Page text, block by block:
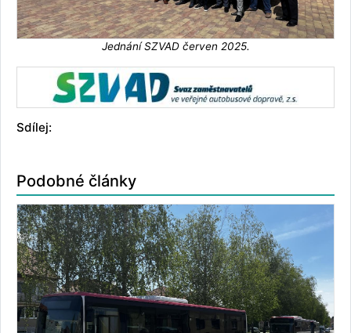
Jednání SZVAD červen 2025.
Sdílej:
Podobné články